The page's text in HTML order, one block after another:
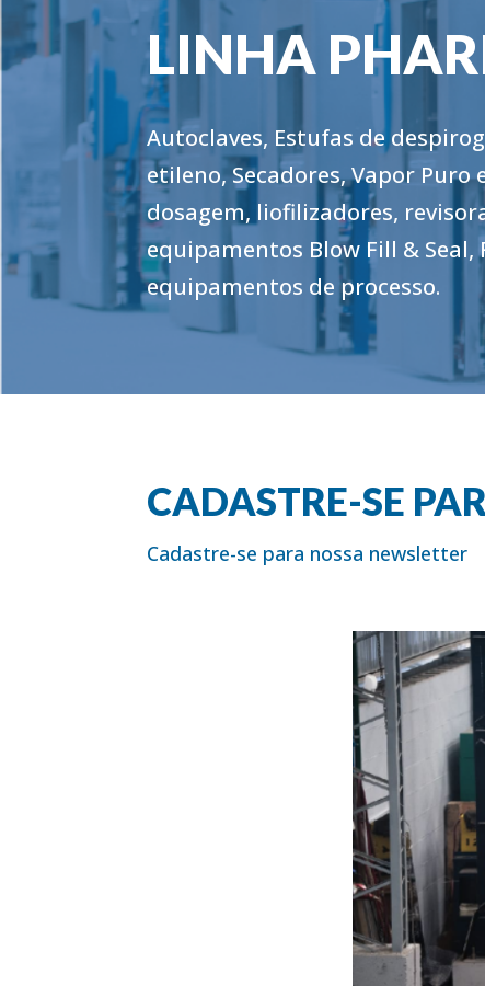
LINHA
Autoclaves, Estufas de
etileno, Secadores, Vapor Puro
dosagem, liofilizadores,
equipamentos Blow Fill & Seal,
equipamentos de processo.
CADASTRE-SE
Cadastre-se para nossa newsletter